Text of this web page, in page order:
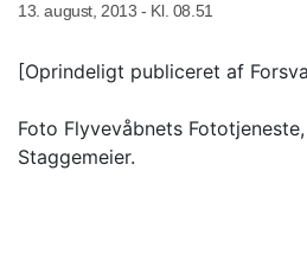
13. august, 2013 - Kl. 08.51
[Oprindeligt publiceret af
Foto Flyvevåbnets
Staggemeier.